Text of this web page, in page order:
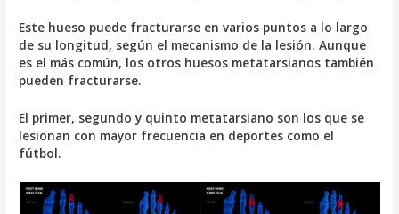
Este hueso puede fracturarse en varios puntos a lo largo
de su longitud, según el mecanismo de la lesión. Aunque
es el más común, los otros huesos metatarsianos también
pueden fracturarse.
El primer, segundo y quinto metatarsiano son los que se
lesionan con mayor frecuencia en deportes como el
fútbol.